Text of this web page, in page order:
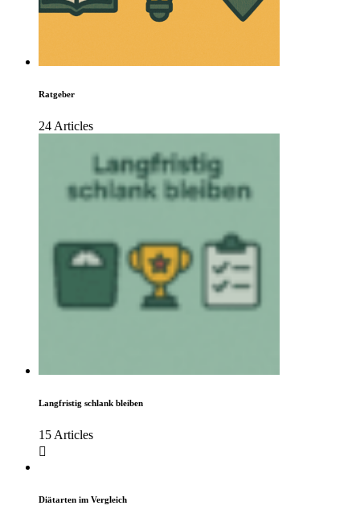
Ratgeber
24 Articles
Langfristig schlank bleiben
15 Articles
Diätarten im Vergleich